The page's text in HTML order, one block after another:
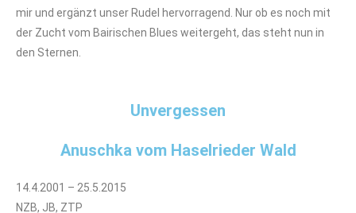
mir und ergänzt unser Rudel hervorragend. Nur ob es noch mit
der Zucht vom Bairischen Blues weitergeht, das steht nun in
den Sternen.
Unvergessen
Anuschka vom Haselrieder Wald
14.4.2001 – 25.5.2015
NZB, JB, ZTP